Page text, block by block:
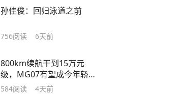
孙佳俊：回归泳道之前
756阅读 6天前
800km续航干到15万元
级，MG07有望成今年轿跑
新爆款？
584阅读 4天前